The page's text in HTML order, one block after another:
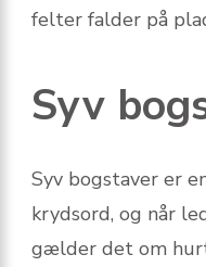
felter falder på
Syv
Syv bogstaver er
krydsord, og når
gælder det om